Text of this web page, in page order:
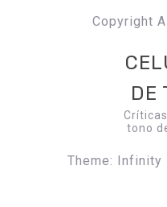
Copyright
DE
tono
Theme: Infinity